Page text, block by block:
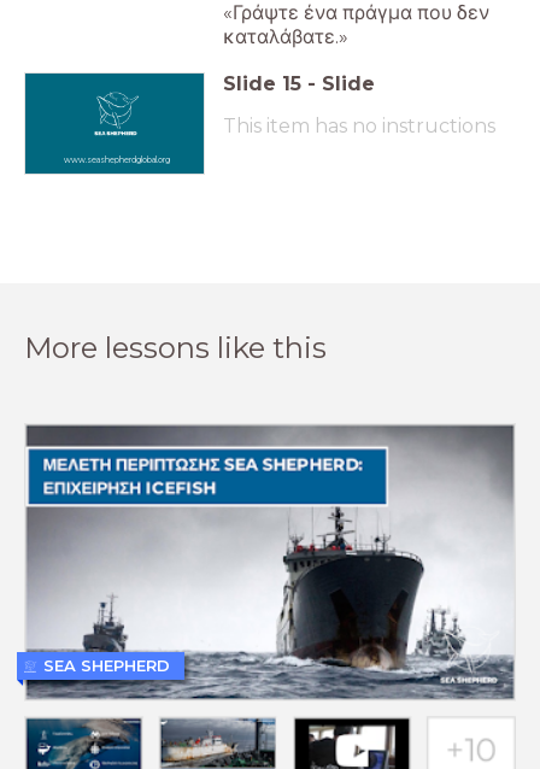
«Γράψτε ένα πράγμα που δεν
καταλάβατε.»
www.seashepherdglobal.org
Slide 15 - Slide
This item has no instructions
More lessons like this
SEA SHEPHERD